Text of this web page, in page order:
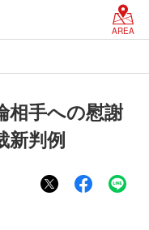
AREA
相手への慰謝
新判例